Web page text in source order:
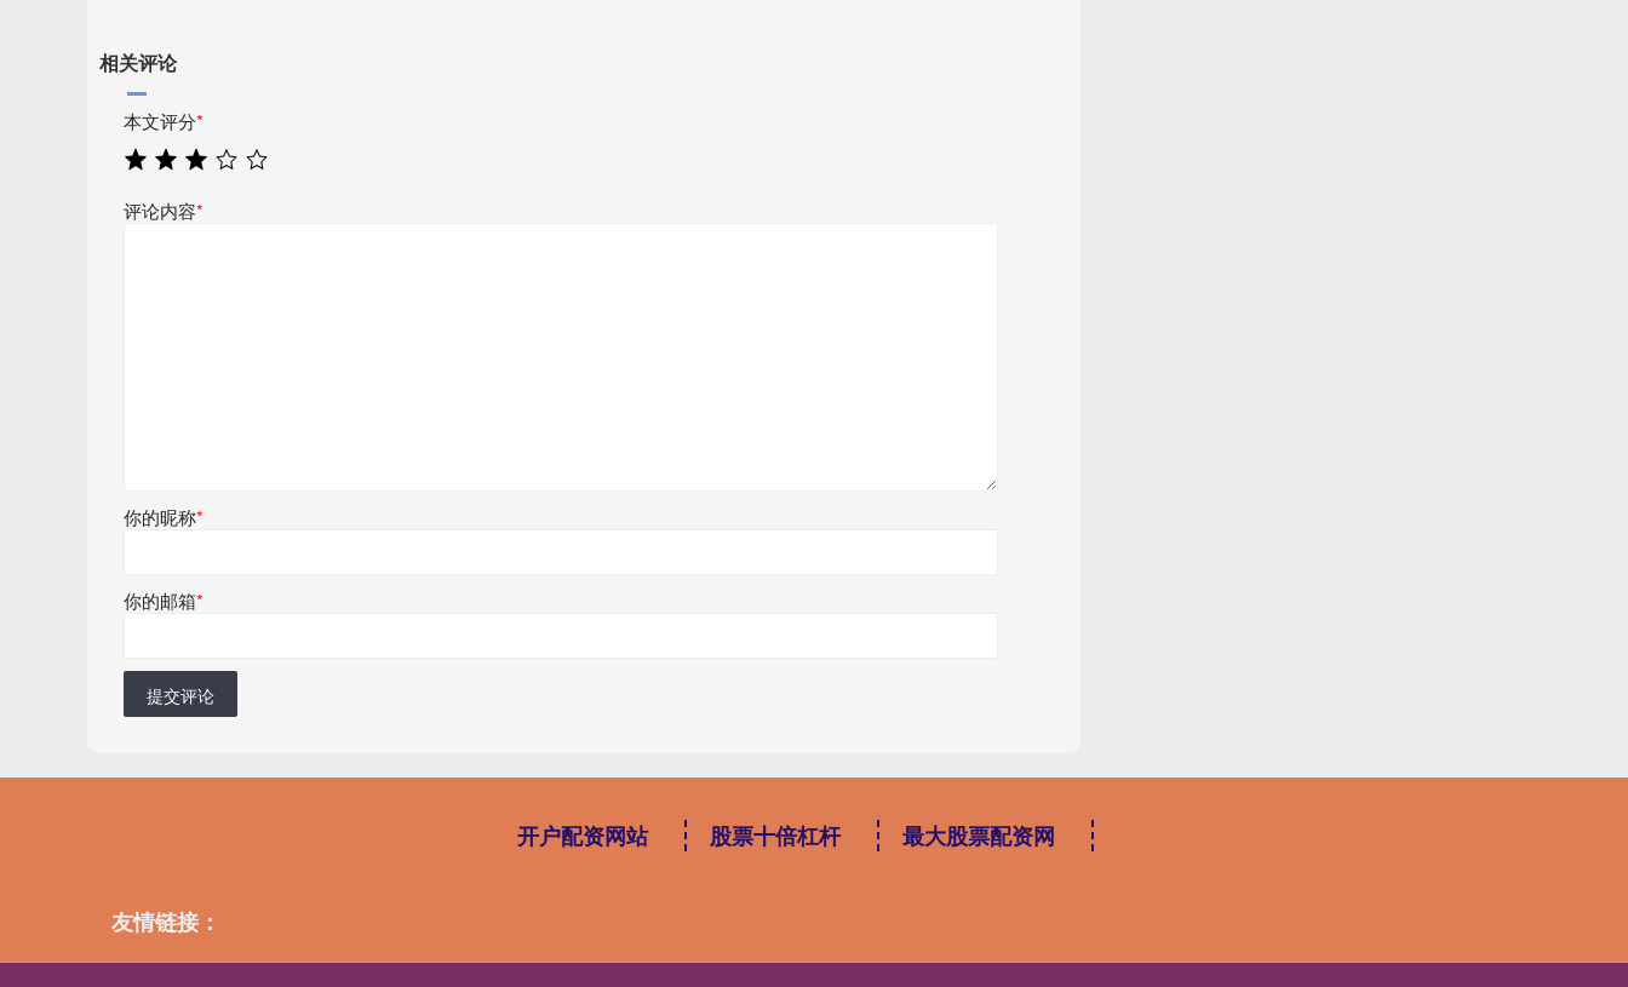
相关评论
本文评分*
评论内容*
你的昵称*
你的邮箱*
提交评论
开户配资网站 股票十倍杠杆 最大股票配资网
友情链接：